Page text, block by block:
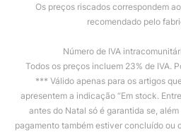
Os preços riscados correspondem
recomendado pelo
Número de IVA
Todos os preços incluem 23% de IVA.
*** Válido apenas para os artigos
apresentem a indicação “Em stock.
antes do Natal só é garantida se,
pagamento também estiver concluído ou